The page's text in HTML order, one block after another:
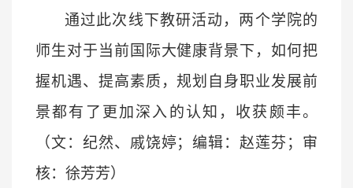
通过此次线下教研活动，两个学院的
师生对于当前国际大健康背景下，如何把
握机遇、提高素质，规划自身职业发展前
景都有 了更加深入的认知，收获颇丰。
（文：纪然、戚饶婷；编辑：赵莲芬；审
核：徐芳芳）